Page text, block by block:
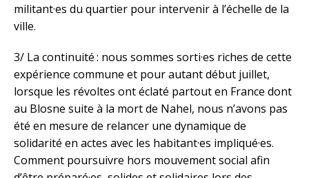
militant·es du quartier pour intervenir à l’échelle de la
ville.
3/ La continuité : nous sommes sorti·es riches de cette
expérience commune et pour autant début juillet,
lorsque les révoltes ont éclaté partout en France dont
au Blosne suite à la mort de Nahel, nous n’avons pas
été en mesure de relancer une dynamique de
solidarité en actes avec les habitant·es impliqué·es.
Comment poursuivre hors mouvement social afin